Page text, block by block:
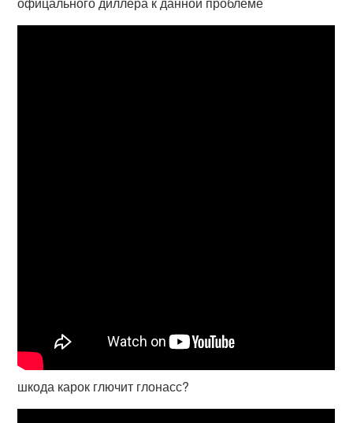
шкода карок глючит глонасс?